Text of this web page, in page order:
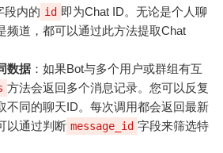
段内的 id 即为Chat ID。无论是个人聊
频道，都可以通过此方法提取Chat
数据 ：如果Bot与多个用户或群组有互
方法会返回多个消息记录。您可以反复
不同的聊天ID。每次调用都会返回最新
以通过判断 message_id 字段来筛选特